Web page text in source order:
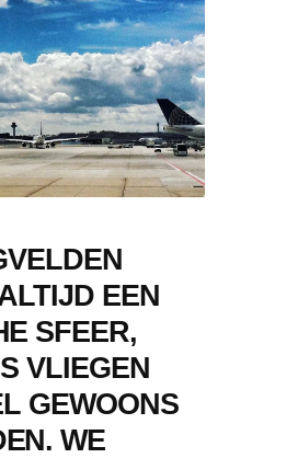
EEN
SFEER,
VLIEGEN
GEWOONS
WE